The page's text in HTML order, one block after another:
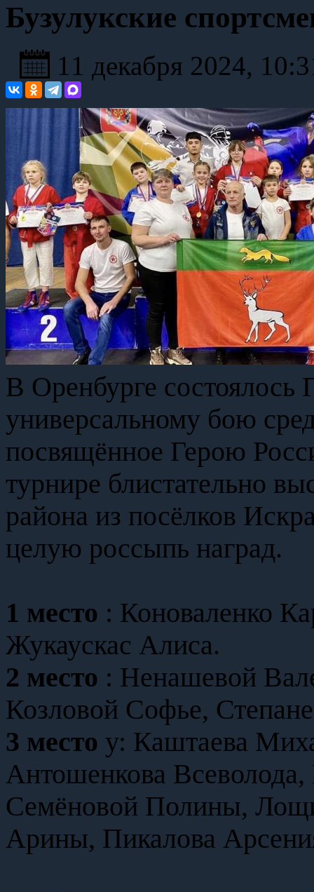
Бузулукские
11 декабря 2024,
В Оренбурге состоялось
универсальному бою
посвящённое Герою
турнире блистательно
района из посёлков
целую россыпь наград.
1 место : Коноваленко
Жукаускас Алиса.
2 место : Ненашевой
Козловой Софье,
3 место у: Каштаева
Антошенкова
Семёновой Полины,
Арины, Пикалова